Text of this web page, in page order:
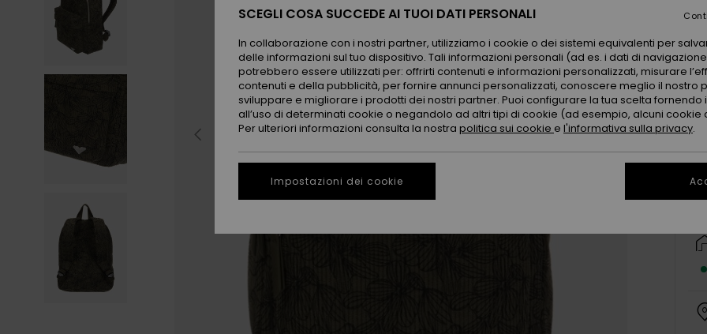
SCEGLI COSA SUCCEDE AI TUOI DATI PERSONALI
In collaborazione con i nostri partner, utilizziamo i cookie o dei sistemi equivalenti per
delle informazioni sul tuo dispositivo. Tali informazioni personali (ad es. i dati di
potrebbero essere utilizzati per: offrirti contenuti e informazioni personalizzati, misurare
contenuti e della pubblicità, per fornire annunci personalizzati, conoscere meglio il nostro
sviluppare e migliorare i prodotti dei nostri partner. Puoi configurare la tua scelta fornendo
all’uso di determinati cookie o negandolo ad altri tipi di cookie (ad esempio, alcuni cookie
Per ulteriori informazioni consulta la nostra politica sui cookie e l'informativa sulla privacy.
Impostazioni dei cookie